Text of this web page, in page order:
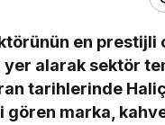
en prestijli
alarak sektör
tarihlerinde
marka,